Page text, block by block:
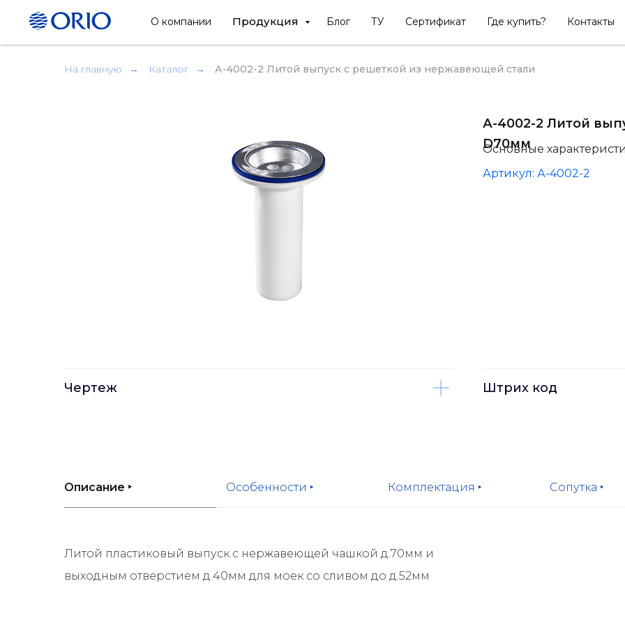
О компании Продукция Блог ТУ Сертификат Где купить? Контакты
На главную → Каталог → А-4002-2 Литой выпуск с решеткой из нержавеющей стали
Основные
А-4002-2 Литой
D70мм
Артикул: А-4002-2
Чертеж Штрих код
Описание ‣ Особенности ‣ Комплектация ‣ Сопутка ‣
Литой пластиковый выпуск с нержавеющей чашкой д.70мм и
выходным отверстием д.40мм для моек со сливом до д.52мм